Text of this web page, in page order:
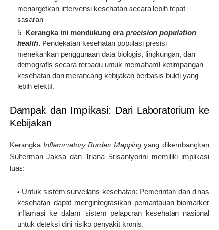
menargetkan intervensi kesehatan secara lebih tepat
sasaran.
Kerangka ini mendukung eraprecision population
health. Pendekatan kesehatan populasi presisi
menekankan penggunaan data biologis, lingkungan, dan
demografis secara terpadu untuk memahami ketimpangan
kesehatan dan merancang kebijakan berbasis bukti yang
lebih efektif.
Dampak dan Implikasi: Dari Laboratorium ke
Kebijakan
Kerangka Inflammatory Burden Mappingyang dikembangkan
Suherman Jaksa dan Triana Srisantyorini memiliki implikasi
luas:
Untuk sistem surveilans kesehatan: Pemerintah dan dinas
kesehatan dapat mengintegrasikan pemantauan biomarker
inflamasi ke dalam sistem pelaporan kesehatan nasional
untuk deteksi dini risiko penyakit kronis.